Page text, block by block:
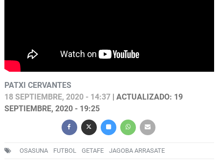
PATXI CERVANTES
18 SEPTIEMBRE, 2020 - 14:37 | ACTUALIZADO: 19
SEPTIEMBRE, 2020 - 19:25
OSASUNA FUTBOL GETAFE JAGOBA ARRASATE